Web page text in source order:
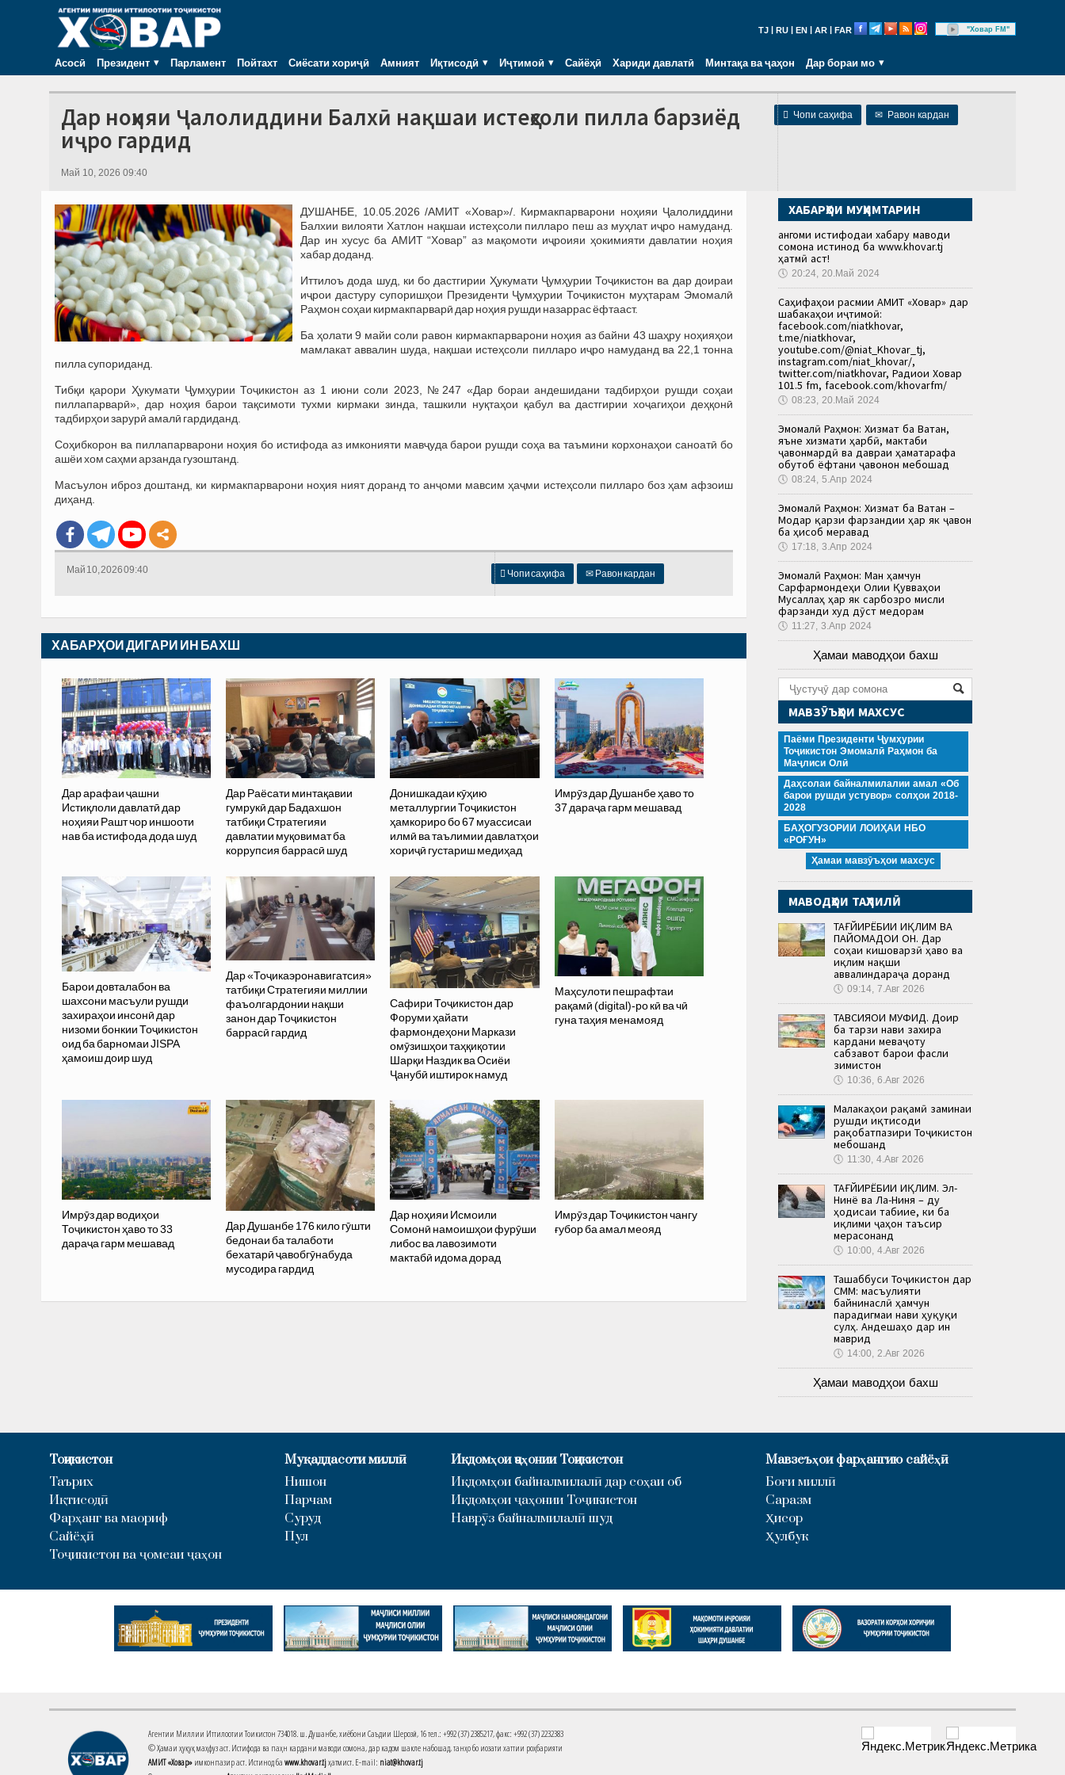
TJ RU EN AR FAR "Ховар FM"
Асосӣ Президент Парламент Пойтахт Сиёсати хориҷӣ Амният Иқтисодӣ Иҷтимоӣ Сайёҳӣ Хариди давлатӣ Минтақа ва ҷаҳон Дар бораи мо
 Чопи саҳифа ✉ Равон кардан
Дар ноҳияи Ҷалолиддини Балхӣ нақшаи истеҳсоли пилла барзиёд
иҷро гардид
Май 10, 2026 09:40
ДУШАНБЕ, 10.05.2026 /АМИТ «Ховар»/. Кирмакпарварони ноҳияи Ҷалолиддини
Балхии вилояти Хатлон нақшаи истеҳсоли пилларо пеш аз муҳлат иҷро намуданд.
Дар ин хусус ба АМИТ “Ховар” аз мақомоти иҷроияи ҳокимияти давлатии ноҳия
хабар доданд.
Иттилоъ дода шуд, ки бо дастгирии Ҳукумати Ҷумҳурии Тоҷикистон ва дар доираи
иҷрои дастуру супоришҳои Президенти Ҷумҳурии Тоҷикистон муҳтарам Эмомалӣ
Раҳмон соҳаи кирмакпарварӣ дар ноҳия рушди назаррас ёфтааст.
Ба ҳолати 9 майи соли равон кирмакпарварони ноҳия аз байни 43 шаҳру ноҳияҳои
мамлакат аввалин шуда, нақшаи истеҳсоли пилларо иҷро намуданд ва 22,1 тонна
пилла супориданд.
Тибқи қарори Ҳукумати Ҷумҳурии Тоҷикистон аз 1 июни соли 2023, №247 «Дар бораи андешидани тадбирҳои рушди соҳаи
пиллапарварӣ», дар ноҳия барои тақсимоти тухми кирмаки зинда, ташкили нуқтаҳои қабул ва дастгирии хоҷагиҳои деҳқонӣ
тадбирҳои зарурӣ амалӣ гардиданд.
Соҳибкорон ва пиллапарварони ноҳия бо истифода аз имконияти мавҷуда барои рушди соҳа ва таъмини корхонаҳои саноатӣ бо
ашёи хом саҳми арзанда гузоштанд.
Масъулон иброз доштанд, ки кирмакпарварони ноҳия ният доранд то анҷоми мавсим ҳаҷми истеҳсоли пилларо боз ҳам афзоиш
диҳанд.
 Чопи саҳифа ✉ Равон кардан
Май 10, 2026 09:40
ХАБАРҲОИ ДИГАРИ ИН БАХШ
Дар арафаи ҷашни
Истиқлоли давлатӣ дар
ноҳияи Рашт чор иншооти
нав ба истифода дода шуд
Дар Раёсати минтақавии
гумрукӣ дар Бадахшон
татбиқи Стратегияи
давлатии муқовимат ба
коррупсия баррасӣ шуд
Донишкадаи кӯҳию
металлургии Тоҷикистон
ҳамкориро бо 67 муассисаи
илмӣ ва таълимии давлатҳои
хориҷӣ густариш медиҳад
Имрӯз дар Душанбе ҳаво то
37 дараҷа гарм мешавад
Барои довталабон ва
шахсони масъули рушди
захираҳои инсонӣ дар
низоми бонкии Тоҷикистон
оид ба барномаи JISPA
ҳамоиш доир шуд
Дар «Тоҷикаэронавигатсия»
татбиқи Стратегияи миллии
фаъолгардонии нақши
занон дар Тоҷикистон
баррасӣ гардид
Сафири Тоҷикистон дар
Форуми ҳайати
фармондеҳони Маркази
омӯзишҳои таҳқиқотии
Шарқи Наздик ва Осиёи
Ҷанубӣ иштирок намуд
Маҳсулоти пешрафтаи
рақамӣ (digital)-ро кӣ ва чӣ
гуна таҳия менамояд
Имрӯз дар водиҳои
Тоҷикистон ҳаво то 33
дараҷа гарм мешавад
Дар Душанбе 176 кило гӯшти
бедонаи ба талаботи
бехатарӣ ҷавобгӯнабуда
мусодира гардид
Дар ноҳияи Исмоили
Сомонӣ намоишҳои фурӯши
либос ва лавозимоти
мактабӣ идома дорад
Имрӯз дар Тоҷикистон чангу
ғубор ба амал меояд
ХАБАРҲОИ МУҲИМТАРИН
Ҳангоми истифодаи хабару маводи
сомона истинод ба www.khovar.tj
ҳатмӣ аст!
🕔 20:24, 20.Май 2024
Саҳифаҳои расмии АМИТ «Ховар» дар
шабакаҳои иҷтимоӣ:
facebook.com/niatkhovar,
t.me/niatkhovar,
youtube.com/@niat_Khovar_tj,
instagram.com/niat_khovar/,
twitter.com/niatkhovar, Радиои Ховар
101.5 fm, facebook.com/khovarfm/
🕔 08:23, 20.Май 2024
Эмомалӣ Раҳмон: Хизмат ба Ватан,
яъне хизмати ҳарбӣ, мактаби
ҷавонмардӣ ва давраи ҳаматарафа
обутоб ёфтани ҷавонон мебошад
🕔 08:24, 5.Апр 2024
Эмомалӣ Раҳмон: Хизмат ба Ватан –
Модар қарзи фарзандии ҳар як ҷавон
ба ҳисоб меравад
🕔 17:18, 3.Апр 2024
Эмомалӣ Раҳмон: Ман ҳамчун
Сарфармондеҳи Олии Қувваҳои
Мусаллаҳ ҳар як сарбозро мисли
фарзанди худ дӯст медорам
🕔 11:27, 3.Апр 2024
Ҳамаи маводҳои бахш
МАВЗӮЪҲОИ МАХСУС
Паёми Президенти Ҷумҳурии
Тоҷикистон Эмомалӣ Раҳмон ба
Маҷлиси Олӣ
Даҳсолаи байналмилалии амал «Об
барои рушди устувор» солҳои 2018-
2028
БАҲОГУЗОРИИ ЛОИҲАИ НБО
«РОҒУН»
Ҳамаи мавзӯъҳои махсус
МАВОДҲОИ ТАҲЛИЛӢ
ТАҒЙИРЁБИИ ИҚЛИМ ВА
ПАЙОМАДҲОИ ОН. Дар
соҳаи кишоварзӣ ҳаво ва
иқлим нақши
аввалиндараҷа доранд
🕔 09:14, 7.Авг 2026
ТАВСИЯҲОИ МУФИД. Доир
ба тарзи нави захира
кардани меваҷоту
сабзавот барои фасли
зимистон
🕔 10:36, 6.Авг 2026
Малакаҳои рақамӣ заминаи
рушди иқтисоди
рақобатпазири Тоҷикистон
мебошанд
🕔 11:30, 4.Авг 2026
ТАҒЙИРЁБИИ ИҚЛИМ. Эл-
Нинё ва Ла-Ниня – ду
ҳодисаи табиие, ки ба
иқлими ҷаҳон таъсир
мерасонанд
🕔 10:00, 4.Авг 2026
Ташаббуси Тоҷикистон дар
СММ: масъулияти
байнинаслӣ ҳамчун
парадигмаи нави ҳуқуқи
сулҳ. Андешаҳо дар ин
маврид
🕔 14:00, 2.Авг 2026
Ҳамаи маводҳои бахш
Тоҷикистон
Таърих
Иқтисодӣ
Фарҳанг ва маориф
Сайёҳӣ
Тоҷикистон ва ҷомеаи ҷаҳон
Муқаддасоти миллӣ
Нишон
Парчам
Суруд
Пул
Иқдомҳои ҷаҳонии Тоҷикистон
Иқдомҳои байналмилалӣ дар соҳаи об
Иқдомҳои ҷаҳонии Тоҷикистон
Наврӯз байналмилалӣ шуд
Мавзеъҳои фарҳангию сайёҳӣ
Боғи миллӣ
Саразм
Ҳисор
Ҳулбук
Агентии Миллии Иттилоотии Тоҷикистон 734018. ш. Душанбе, хиёбони Саъдии Шерозӣ, 16 тел.: +992 (37) 2385217, факс: +992 (37) 2232383
© Ҳамаи ҳуқуқ маҳфуз аст. Истифода ва паҳн кардани маводи сомона, дар кадом шакле набошад, танҳо бо иҷозати хаттии роҳбарияти
АМИТ «Ховар» имконпазир аст. Истинод ба www.khovar.tjҳатмист. E-mail: niat@khovar.tj